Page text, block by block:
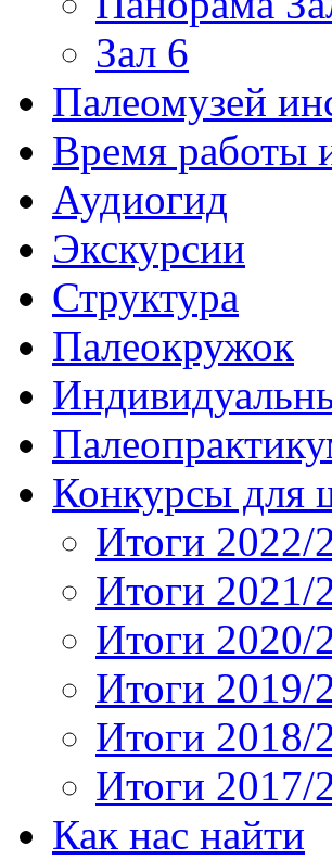
Зал 6
Палеомузей
Время работы
Аудиогид
Экскурсии
Структура
Палеокружок
Конкурсы для
Итоги 2022/
Итоги 2021/
Итоги 2020/
Итоги 2019/
Итоги 2018/
Итоги 2017/
Как нас найти